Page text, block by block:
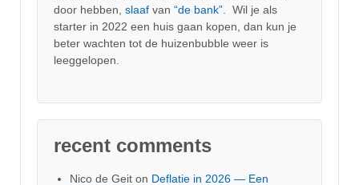
door hebben, slaaf van “de bank”.
Wil je als
starter in 2022 een huis gaan kopen, dan kun je
beter wachten tot de huizenbubble weer is
leeggelopen.
recent comments
Nico de Geit on Deflatie in 2026 — Een